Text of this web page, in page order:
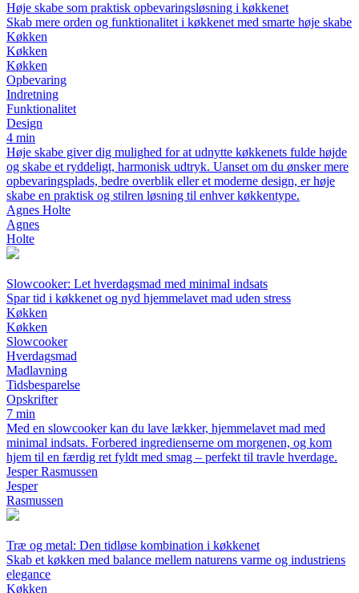
Høje skabe som praktisk opbevaringsløsning i køkkenet
Skab mere orden og funktionalitet i køkkenet med smarte høje skabe
Køkken
Køkken
Køkken
Opbevaring
Indretning
Funktionalitet
Design
4 min
Høje skabe giver dig mulighed for at udnytte køkkenets fulde højde
og skabe et ryddeligt, harmonisk udtryk. Uanset om du ønsker mere
opbevaringsplads, bedre overblik eller et moderne design, er høje
skabe en praktisk og stilren løsning til enhver køkkentype.
Agnes Holte
Agnes
Holte
Slowcooker: Let hverdagsmad med minimal indsats
Spar tid i køkkenet og nyd hjemmelavet mad uden stress
Køkken
Køkken
Slowcooker
Hverdagsmad
Madlavning
Tidsbesparelse
Opskrifter
7 min
Med en slowcooker kan du lave lækker, hjemmelavet mad med
minimal indsats. Forbered ingredienserne om morgenen, og kom
hjem til en færdig ret fyldt med smag – perfekt til travle hverdage.
Jesper Rasmussen
Jesper
Rasmussen
Træ og metal: Den tidløse kombination i køkkenet
Skab et køkken med balance mellem naturens varme og industriens
elegance
Køkken